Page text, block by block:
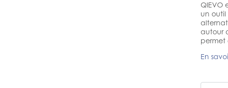
QIEVO
un outil
autour
permet
En